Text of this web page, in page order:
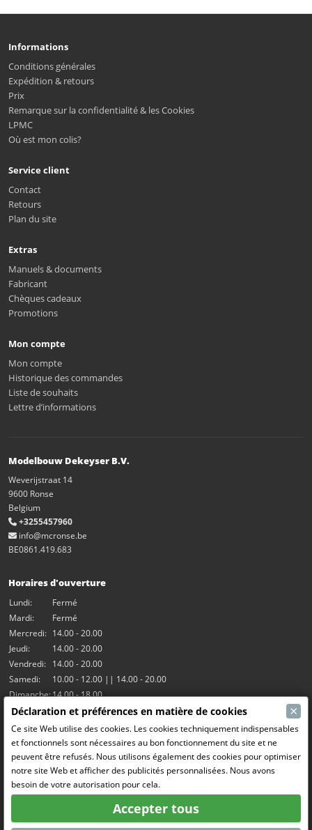
Informations
Conditions générales
Expédition & retours
Prix
Remarque sur la confidentialité & les Cookies
LPMC
Où est mon colis?
Service client
Contact
Retours
Plan du site
Extras
Manuels & documents
Fabricant
Chèques cadeaux
Promotions
Mon compte
Mon compte
Historique des commandes
Liste de souhaits
Lettre d’informations
Modelbouw Dekeyser B.V.
Weverijstraat 14
9600 Ronse
Belgium
+3255457960
info@mcronse.be
BE0861.419.683
Horaires d'ouverture
Lundi:
Fermé
Mardi:
Fermé
Mercredi: 14.00 - 20.00
Jeudi:
14.00 - 20.00
Vendredi: 14.00 - 20.00
Samedi:
10.00 - 12.00 || 14.00 - 20.00
Dimanche:14.00 - 18.00
Nos activités
Salle Hangar7
Le RC Drift
RC Bangers (Demolition Derby)
Fun and Friends
Médias sociaux
Déclaration et préférences en matière de cookies ×
Ce site Web utilise des cookies. Les cookies techniquement indispensables
et fonctionnels sont nécessaires au bon fonctionnement du site et ne
peuvent être refusés. Nous utilisons également des cookies pour optimiser
notre site Web et afficher des publicités personnalisées. Nous avons
besoin de votre autorisation pour cela.
Accepter tous